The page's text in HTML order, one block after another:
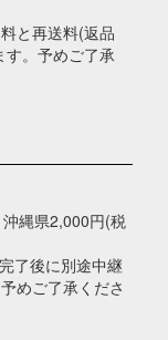
と再送料(返品
。予めご了承
縄県2,000円(税
了後に別途中継
めご了承くださ